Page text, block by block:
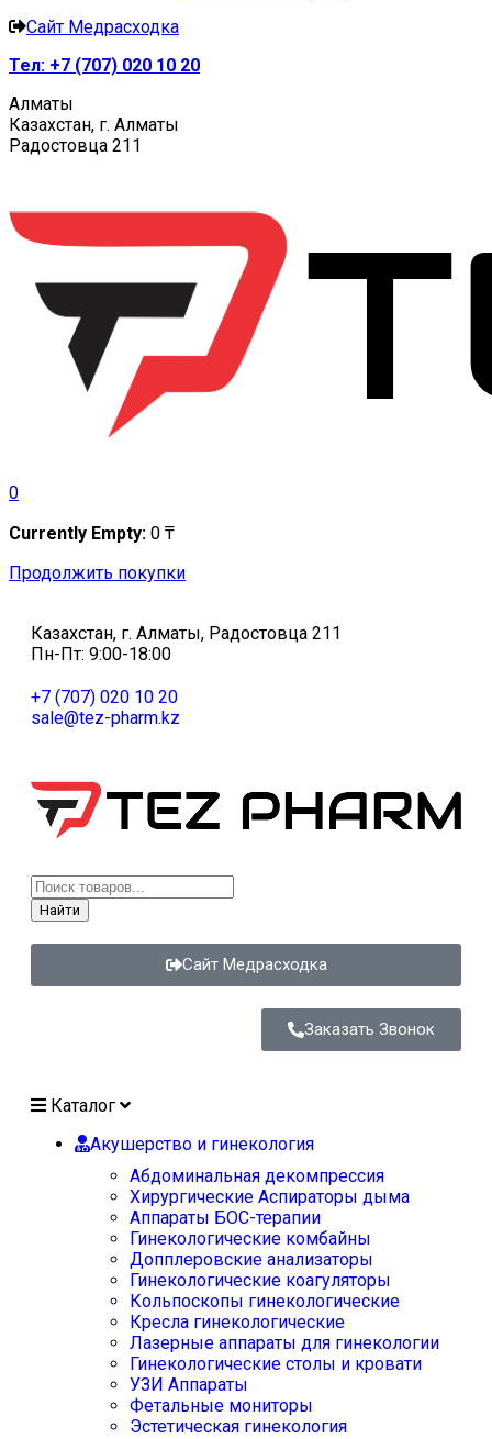
Сайт Медрасходка
Тел: +7 (707) 020 10 20
Алматы
Казахстан, г. Алматы
Радостовца 211
0
Currently Empty: 0 ₸
Продолжить покупки
Казахстан, г. Алматы, Радостовца 211
Пн-Пт: 9:00-18:00
+7 (707) 020 10 20
sale@tez-pharm.kz
Найти
Сайт Медрасходка
Заказать Звонок
Каталог
Акушерство и гинекология
Абдоминальная декомпрессия
Хирургические Аспираторы дыма
Аппараты БОС-терапии
Гинекологические комбайны
Допплеровские анализаторы
Гинекологические коагуляторы
Кольпоскопы гинекологические
Кресла гинекологические
Лазерные аппараты для гинекологии
Гинекологические столы и кровати
УЗИ Аппараты
Фетальные мониторы
Эстетическая гинекология